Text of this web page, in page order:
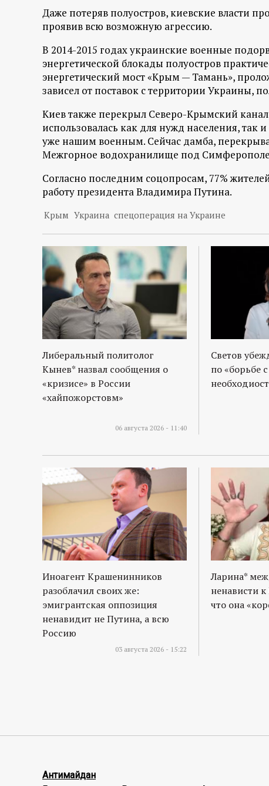
т
а
л
Даже потеряв полуостров, киевские власти
проявив всю возможную агрессию.
В 2014-2015 годах украинские военные
энергетической блокады полуостров
энергетический мост «Крым — Тамань»,
зависел от поставок с территории Украины,
Киев также перекрыл Северо-Крымский
использовалась как для нужд населения, так
уже нашим военным. Сейчас дамба,
Межгорное водохранилище под
Согласно последним соцопросам, 77%
работу президента Владимира Путина.
Крым Украина спецоперация на Украине
Либеральный политолог
Кынев* назвал сообщения о
«кризисе» в России
«хайпожорстовм»
06 августа 2026 - 11:40
Светов
по «борьбе
Иноагент Крашенинников
разоблачил своих же:
эмигрантская оппозиция
ненавидит не Путина, а всю
Россию
03 августа 2026 - 15:22
Ларина*
ненависти
что она
Антимайдан